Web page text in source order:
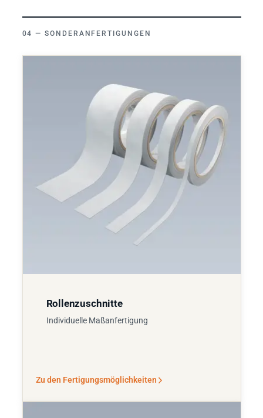
SONDERANFERTIGUNGEN
Rollenzuschnitte
Individuelle Maßanfertigung
Zu den Fertigungsmöglichkeiten